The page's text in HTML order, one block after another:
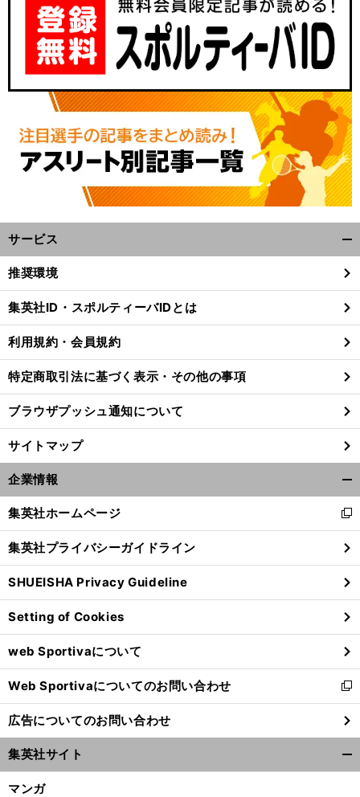
二
、
」
へ
サービス
閉
る
推奨環境
集英社ID・スポルティーバIDとは
利用規約・会員規約
特定商取引法に基づく表示・その他の事項
ブラウザプッシュ通知について
サイトマップ
企業情報
閉
る
集英社ホームページ
新
し
い
ウ
ィ
ン
ド
ウ
で
開
く
集英社プライバシーガイドライン
SHUEISHA Privacy Guideline
Setting of Cookies
web Sportivaについて
Web Sportivaについてのお問い合わせ
新
し
い
ウ
ィ
ン
広告についてのお問い合わせ
集英社サイト
マンガ